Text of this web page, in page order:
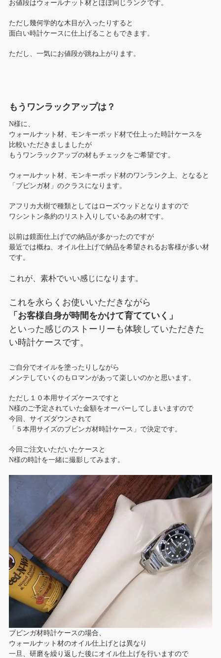
お値段はウォールナット材とほぼ同じランクです。
ただし幾何学的な木目が入ったりすると
面白い時計ケースに仕上げることもできます。
ただし、一気にお値段が跳ね上がります。
もうワンラックアップは？
N様に、
ウォールナット材、モンキーポッド材で仕上った時計ケースを
比較いただきましましたが
もうワンラックアップの材もチェックをご希望です。
ウォールナット材、モンキーポッド材のワンランク上、となると
「ブビンガ材」のクラスになります。
アフリカ大樹で種類としてはローズウッドとなりますので
ワシントン条約のリスト入りしているあの材です。
以前は鏡面仕上げでの納品が多かったのですが
最近では概ね、オイル仕上げで納品を希望されるお客様が多い材
です。
これが、素朴でいい感じになります。
これを永らくお使いいただきながら
「お客様自身が時間をかけて育てていく」
といった感じのストーリーも体験していただきた
い時計ケースです。
ご自分でオイルを塗ったりしながら
メンテしていくのもロマンがあって楽しいのかと思います。
ただし１０本用サイズケースですと
N様のご予定されていた金額をオーバーしてしまいますので
今回、サイズダウンされて
「５本用サイズのブビンガ材時計ケース」で決定です。
今回ご注文いただいたケースと
N様の時計を一緒に撮影してみます。
ブビンガ材時計ケースの場合、
ウォールナット材のオイル仕上げとは異なり
一旦、研磨を繰り返した後にオイル仕上げを行いますので